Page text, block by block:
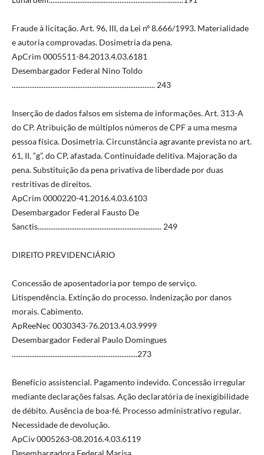
Fraude à licitação. Art. 96, III, da Lei nº 8.666/1993. Materialidade
e autoria comprovadas. Dosimetria da pena.
ApCrim 0005511-84.2013.4.03.6181
Desembargador Federal Nino Toldo
................................................................................. 243
Inserção de dados falsos em sistema de informações. Art. 313-A
do CP. Atribuição de múltiplos números de CPF a uma mesma
pessoa física. Dosimetria. Circunstância agravante prevista no art.
61, II, “g”, do CP, afastada. Continuidade delitiva. Majoração da
pena. Substituição da pena privativa de liberdade por duas
restritivas de direitos.
ApCrim 0000220-41.2016.4.03.6103
Desembargador Federal Fausto De
Sanctis...................................................................... 249
DIREITO PREVIDENCIÁRIO
Concessão de aposentadoria por tempo de serviço.
Litispendência. Extinção do processo. Indenização por danos
morais. Cabimento.
ApReeNec 0030343-76.2013.4.03.9999
Desembargador Federal Paulo Domingues
.......................................................................273
Benefício assistencial. Pagamento indevido. Concessão irregular
mediante declarações falsas. Ação declaratória de inexigibilidade
de débito. Ausência de boa-fé. Processo administrativo regular.
Necessidade de devolução.
ApCiv 0005263-08.2016.4.03.6119
Desembargadora Federal Marisa